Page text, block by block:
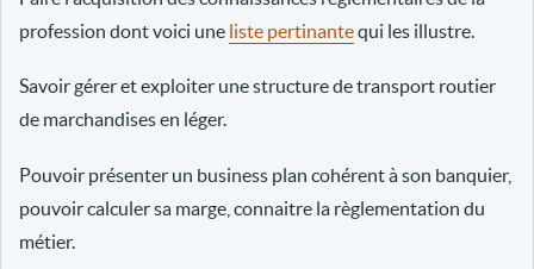
profession dont voici une liste pertinantequi les illustre.
Savoir gérer et exploiter une structure de transport routier
de marchandises en léger.
Pouvoir présenter un business plan cohérent à son banquier,
pouvoir calculer sa marge, connaitre la règlementation du
métier.